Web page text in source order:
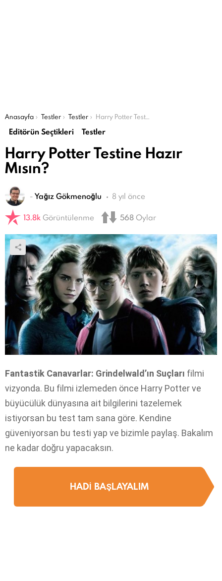
Şu an buradasın:
Anasayfa Testler Testler Harry Potter Testine Hazır Mısın?
Editörün Seçtikleri Testler
Harry Potter Testine Hazır
Mısın?
- Yağız Gökmenoğlu 8 yıl önce
13.8k Görüntülenme 568 Oylar
Fantastik Canavarlar: Grindelwald’ın Suçları filmi
vizyonda. Bu filmi izlemeden önce Harry Potter ve
büyücülük dünyasına ait bilgilerini tazelemek
istiyorsan bu test tam sana göre. Kendine
güveniyorsan bu testi yap ve bizimle paylaş. Bakalım
ne kadar doğru yapacaksın.
HADI BAŞLAYALIM